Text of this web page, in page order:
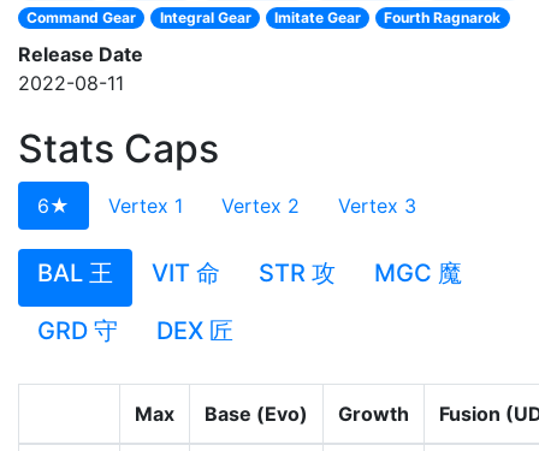
Command Gear
Integral Gear Imitate Gear Fourth Ragnarok
Release Date
2022-08-11
Stats Caps
6★ Vertex 1 Vertex 2 Vertex 3
BAL 王 VIT 命 STR 攻
MGC 魔
GRD 守
DEX 匠
Max Base (Evo) Growth Fusion